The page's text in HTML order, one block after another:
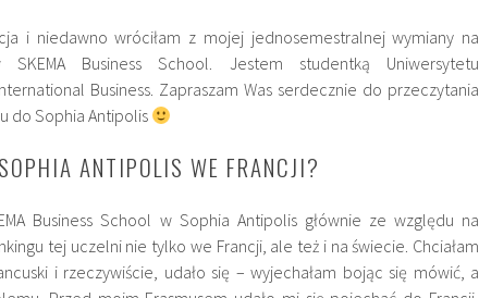
i niedawno wróciłam z mojej jednosemestralnej wymiany na
SKEMA Business School. Jestem studentką Uniwersytetu
Business. Zapraszam Was serdecznie do przeczytania
do Sophia Antipolis
ANTIPOLIS WE FRANCJI?
Business School w Sophia Antipolis głównie ze względu na
tej uczelni nie tylko we Francji, ale też i na świecie. Chciałam
i rzeczywiście, udało się – wyjechałam bojąc się mówić, a